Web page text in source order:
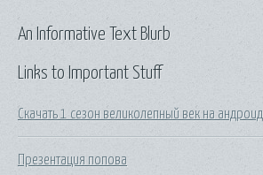
Links to Important Stuff
Скачать 1 сезон великолепный век на андроид
Презентация попова
An Informative Text Blurb